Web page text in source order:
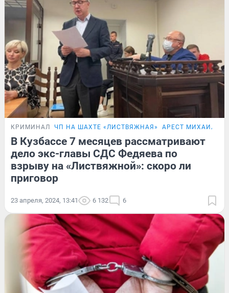
КРИМИНАЛ ЧП НА ШАХТЕ «ЛИСТВЯЖНАЯ» АРЕСТ МИХАИЛА
В Кузбассе 7 месяцев рассматривают
дело экс-главы СДС Федяева по
взрыву на «Листвяжной»: скоро ли
приговор
23 апреля, 2024, 13:41 6 132 6